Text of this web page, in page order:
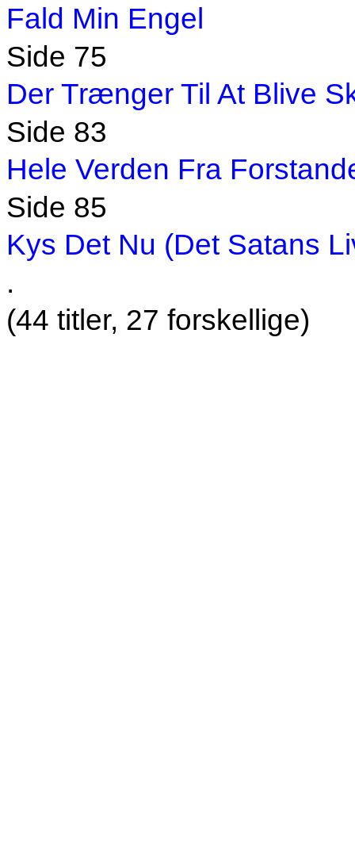
Fald Min Engel
Side 75
Der Trænger Til At Blive
Side 83
Hele Verden Fra
Side 85
Kys Det Nu (Det Satans
.
(44 titler, 27 forskellige)